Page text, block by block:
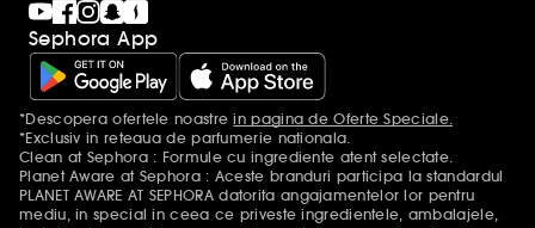
Sephora App
Mentiuni aditionale
*Descopera ofertele noastrein pagina de Oferte Speciale.
*Exclusiv in reteaua de parfumerie nationala.
Clean at Sephora : Formule cu ingrediente atent selectate.
Planet Aware at Sephora : Aceste branduri participa la standardul
PLANET AWARE AT SEPHORA datorita angajamentelor lor pentru
mediu, in special in ceea ce priveste ingredientele, ambalajele,